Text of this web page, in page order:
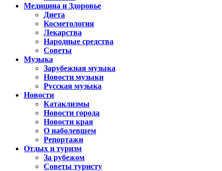
Медицина и Здоровье
Диета
Косметология
Лекарства
Народные средства
Советы
Музыка
Зарубежная музыка
Новости музыки
Русская музыка
Новости
Катаклизмы
Новости города
Новости края
О наболевшем
Репортажи
Отдых и туризм
За рубежом
Советы туристу